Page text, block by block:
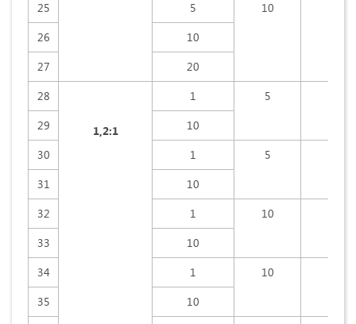
25
5 10
26
10
27
20
28
1,2:1
1 5
29
10
30
1 5
31
10
32
1 10
33
10
34
1 10
35
10